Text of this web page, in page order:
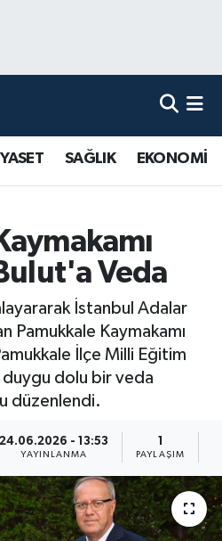
SAĞLIK EKONOMİ
Veda
İstanbul Adalar
Pamukkale Kaymakamı
İlçe Milli Eğitim
dolu bir veda
düzenlendi.
24.06.2026 - 13:53
YAYINLANMA
1
PAYLAŞIM
Haritası
ve Fikstür